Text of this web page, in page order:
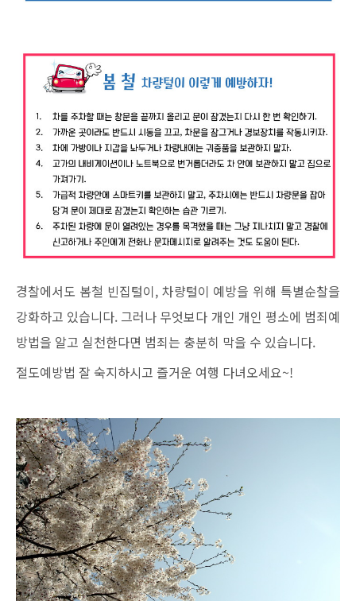
경찰에서도 봄철 빈집털이, 차량털이 예방을 위해 특별순찰을
강화하고 있습니다. 그러나 무엇보다 개인 개인 평소에 범죄예
방법을 알고 실천한다면 범죄는 충분히 막을 수 있습니다.
절도예방법 잘 숙지하시고 즐거운 여행 다녀오세요~!